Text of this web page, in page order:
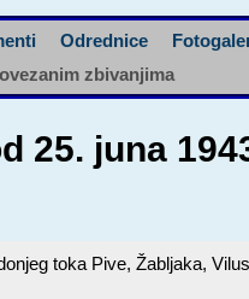
Odrednice
zbivanjima
25. juna
toka Pive, Žabljaka,